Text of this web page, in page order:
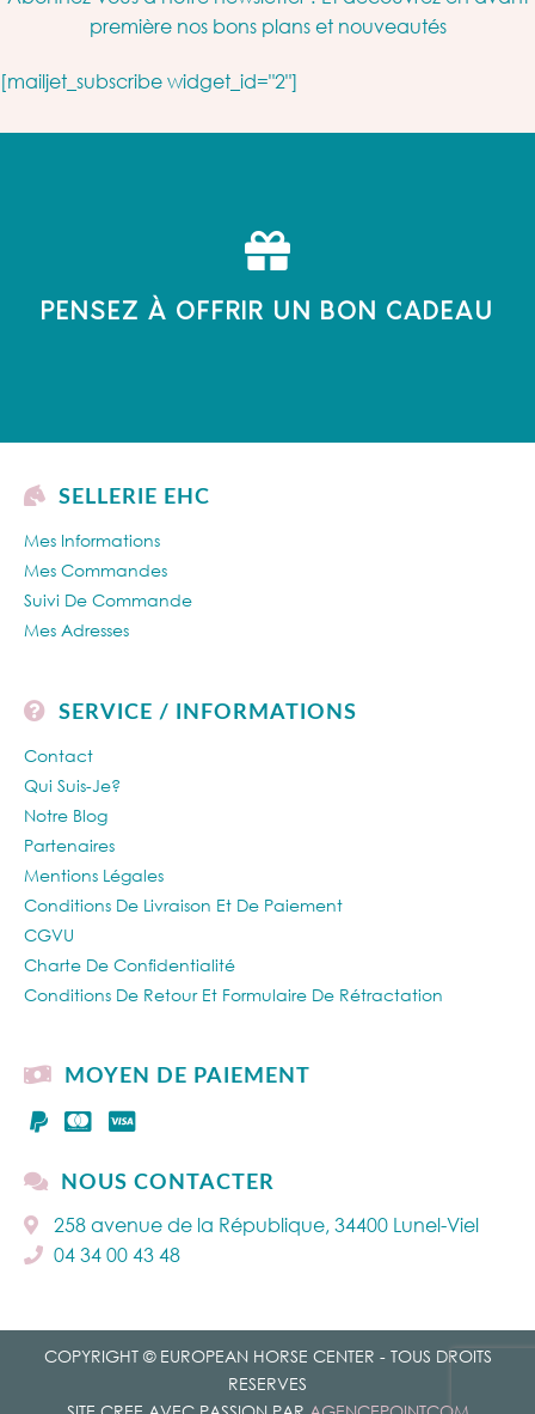
première nos bons plans et nouveautés
[mailjet_subscribe widget_id="2"]
PENSEZ À OFFRIR UN BON CADEAU
SELLERIE EHC
Mes Informations
Mes Commandes
Suivi De Commande
Mes Adresses
SERVICE / INFORMATIONS
Contact
Qui Suis-Je?
Notre Blog
Partenaires
Mentions Légales
Conditions De Livraison Et De Paiement
CGVU
Charte De Confidentialité
Conditions De Retour Et Formulaire De Rétractation
MOYEN DE PAIEMENT
NOUS CONTACTER
258 avenue de la République, 34400 Lunel-Viel
04 34 00 43 48
COPYRIGHT © EUROPEAN HORSE CENTER - TOUS DROITS
RESERVES